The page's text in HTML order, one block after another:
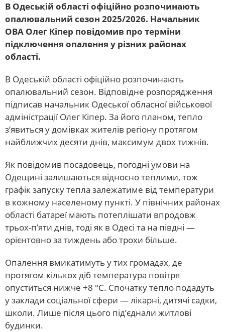
В Одеській області офіційно розпочинають
опалювальний сезон 2025/2026. Начальник
ОВА Олег Кіпер повідомив про терміни
підключення опалення у різних районах
області.
В Одеській області офіційно розпочинають
опалювальний сезон. Відповідне розпорядження
підписав начальник Одеської обласної військової
адміністрації Олег Кіпер. За його планом, тепло
з’явиться у домівках жителів регіону протягом
найближчих десяти днів, максимум двох тижнів.
Як повідомив посадовець, погодні умови на
Одещині залишаються відносно теплими, тож
графік запуску тепла залежатиме від температури
в кожному населеному пункті. У північних районах
області батареї мають потеплішати впродовж
трьох-п’яти днів, тоді як в Одесі та на півдні —
орієнтовно за тиждень або трохи більше.
Опалення вмикатимуть у тих громадах, де
протягом кількох діб температура повітря
опуститься нижче +8 °C. Спочатку тепло подадуть
у заклади соціальної сфери — лікарні, дитячі садки,
школи. Лише після цього під’єднали житлові
будинки.